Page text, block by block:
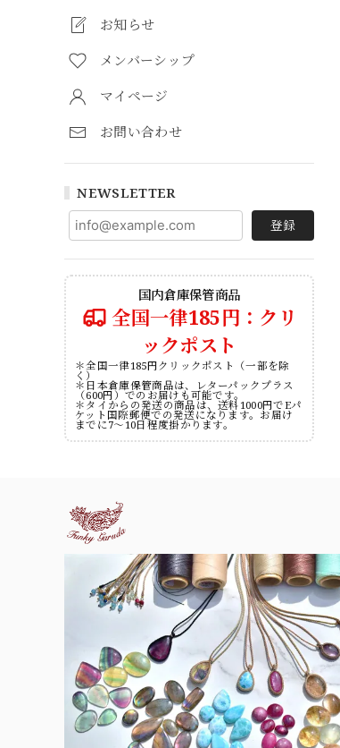
お知らせ
メンバーシップ
マイページ
お問い合わせ
NEWSLETTER
登録
国内倉庫保管商品
全国一律185円：クリ
ックポスト
＊全国一律185円クリックポスト（一部を除
く）
＊日本倉庫保管商品は、レターパックプラス
（600円）でのお届けも可能です。
＊タイからの発送の商品は、送料1000円でEパ
ケット国際郵便での発送になります。お届け
までに7～10日程度掛かります。